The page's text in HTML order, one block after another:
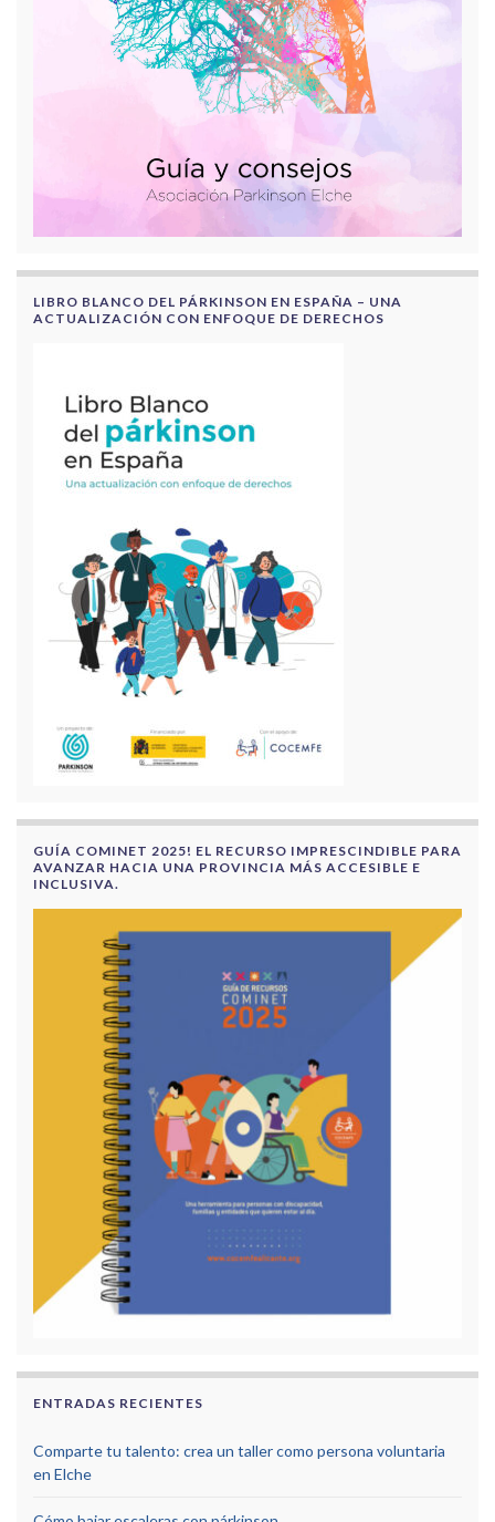
LIBRO BLANCO DEL PÁRKINSON EN ESPAÑA – UNA
ACTUALIZACIÓN CON ENFOQUE DE DERECHOS
GUÍA COMINET 2025! EL RECURSO IMPRESCINDIBLE PARA
AVANZAR HACIA UNA PROVINCIA MÁS ACCESIBLE E
INCLUSIVA.
ENTRADAS RECIENTES
Comparte tu talento: crea un taller como persona voluntaria
en Elche